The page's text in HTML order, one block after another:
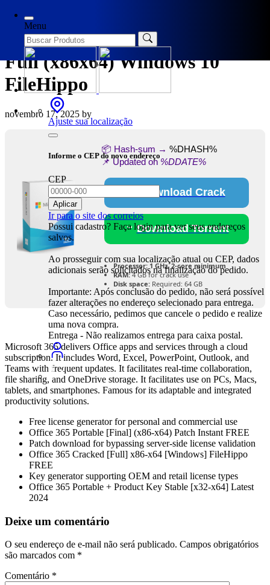
Menu
Ajuste sua localização
Informe o CEP do novo endereço
CEP
Aplicar
Ir para o site dos correios
Possui cadastro? Faça login para ver seus endereços
salvos.
Ao prosseguir com sua localização atual ou CEP, dados
adicionais serão solicitados na finalização do pedido.
Importante: Após conclusão do pedido, não será possível
fazer alterações no endereço selecionado para entrega.
Caso necessário, pedimos que cancele o pedido e realize
uma nova compra.
Entrega - Não realizamos entrega para caixa postal.
Office 365 Portable + Activator
Full (x86x64) Windows 10
FileHippo
novembro 17, 2025 by
📦 Hash-sum → %DHASH%
📌 Updated on%DDATE%
Download Crack
Download Torrent
Processor: 1 GHz, 2-core minimum
RAM:4 GB for crack use
Disk space: Required: 64 GB
Microsoft 365 delivers Office apps and services through a cloud
subscription. It includes Word, Excel, PowerPoint, Outlook, and
Teams with frequent updates. It facilitates real-time collaboration,
file sharing, and OneDrive storage. It facilitates use on PCs, Macs,
tablets, and smartphones. Famous for its adaptable and integrated
productivity solutions.
Free license generator for personal and commercial use
Office 365 Portable [Final] (x86-x64) Patch Instant FREE
Patch download for bypassing server-side license validation
Office 365 Cracked [Full] x86-x64 [Windows] FileHippo
FREE
Key generator supporting OEM and retail license types
Office 365 Portable + Product Key Stable [x32-x64] Latest
2024
Deixe um comentário
O seu endereço de e-mail não será publicado. Campos obrigatórios
são marcados com *
Comentário *